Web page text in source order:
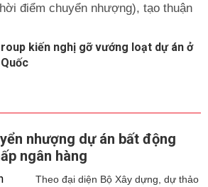
điểm chuyển nhượng), tạo thuận
kiến nghị gỡ vướng loạt dự án ở
nhượng dự án bất động
ngân hàng
Theo đại diện Bộ Xây dựng, dự thảo